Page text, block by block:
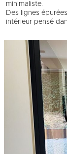
minimaliste.
Des lignes
intérieur pensé